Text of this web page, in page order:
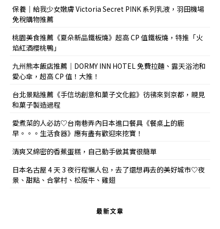
保養｜給我少女嫩膚 Victoria Secret PINK 系列乳液，羽田機場
免稅購物推薦
桃園美食推薦《夏朵新品鐵板燒》超高 CP 值鐵板燒，特推「火
焰紅酒櫻桃鴨」
九州熊本飯店推薦｜DORMY INN HOTEL 免費拉麵、露天浴池和
愛心傘，超高 CP 值！大推！
台北景點推薦《手信坊創意和菓子文化館》彷彿來到京都，親見
和菓子製造過程
愛煮菜的人必訪♡台南巷弄內日本進口餐具《餐桌上的鹿
早。。。生活食器》應有盡有歡迎來挖寶！
清爽又綿密的香蕉蛋糕，自己動手做其實很簡單
日本名古屋 4 天 3 夜行程懶人包，去了還想再去的美好城市♡夜
景、甜點、合掌村、松阪牛、雞翅
最新文章